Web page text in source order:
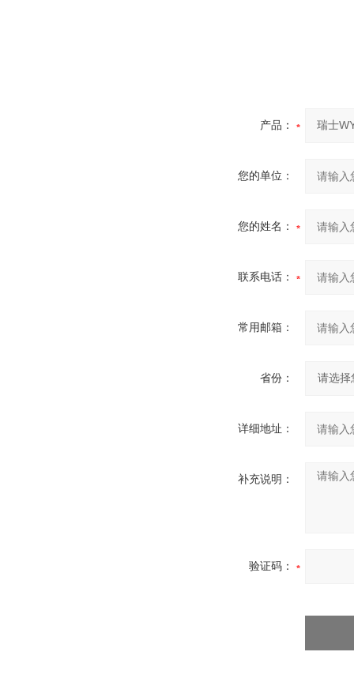
产品：
您的单位：
您的姓名：
联系电话：
常用邮箱：
省份：
详细地址：
补充说明：
验证码：